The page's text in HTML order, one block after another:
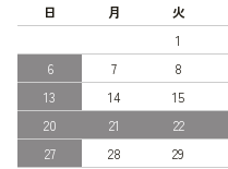
日
月 火
1
6
7 8
13
14 15
20
21 22
27
28 29